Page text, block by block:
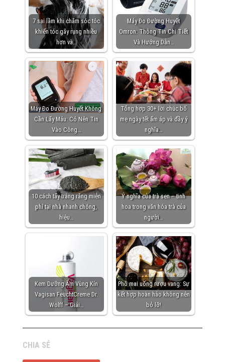
7 sai lầm khi chăm sóc tóc
khiến tóc gãy rụng nhiều
hơn và…
Máy Đo Đường Huyết
Omron: Thông Tin Chi Tiết
Và Hướng Dẫn…
Máy Đo Đường Huyết Không
Cần Lấy Máu: Có Nên Tin
Vào Công…
Tổng hợp 30+ lời chúc bố
mẹ ngày tết ấm áp và đầy ý
nghĩa…
10 cách tẩy trắng răng miễn
phí tại nhà nhanh chóng,
hiệu…
Ý nghĩa của trà sen – tinh
hoa trong văn hóa trà của
người…
Kem Dưỡng Ẩm Vùng Kín
Vagisan FeuchtCreme Dr.
Wolff – Giải…
Phô mai uống rượu vang: Sự
kết hợp hoàn hảo không nên
bỏ lỡ!
CHIA SẺ